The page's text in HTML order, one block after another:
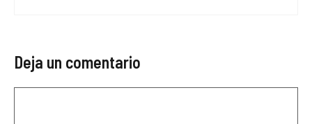
Deja un comentario